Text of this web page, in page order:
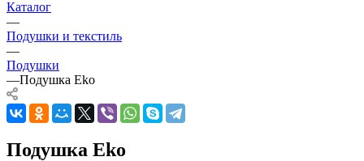
Каталог
—
Подушки и текстиль
—
Подушки
—Подушка Eko
Подушка Eko